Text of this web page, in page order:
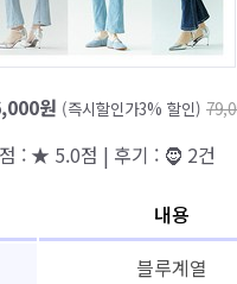
원 (즉시할인가3% 할인)
: ★ 5.0점 | 후기 : 🧔 2건
내용
블루계열